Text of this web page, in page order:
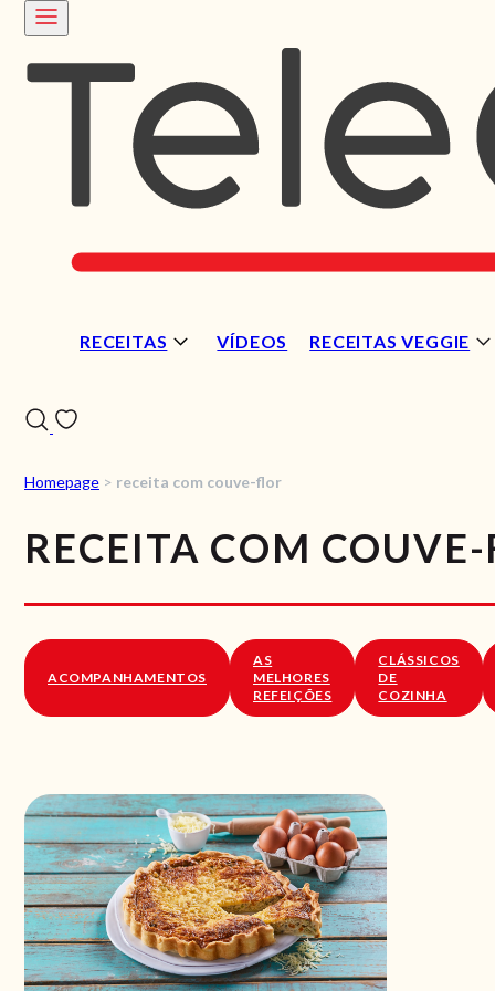
RECEITAS VÍDEOS RECEITAS VEGGIE
Homepage > receita com couve-flor
RECEITA COM COUVE-
ACOMPANHAMENTOS
AS
MELHORES
REFEIÇÕES
CLÁSSICOS
DE
COZINHA